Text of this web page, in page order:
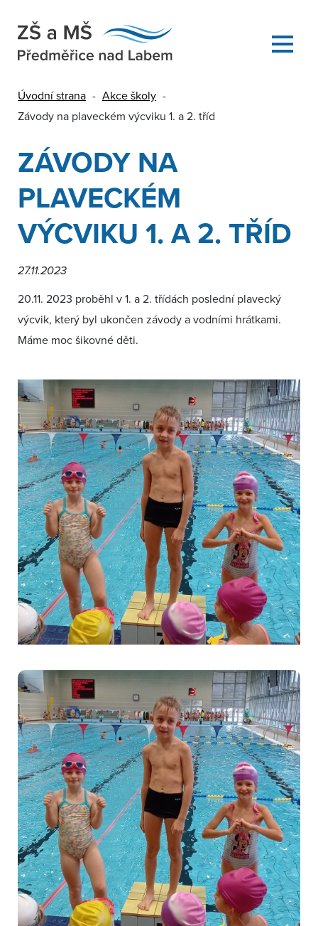
Úvodní strana - Akce školy -
Závody na plaveckém výcviku 1. a 2. tříd
ZÁVODY NA
PLAVECKÉM
VÝCVIKU 1. A 2. TŘÍD
27.11.2023
20.11. 2023 proběhl v 1. a 2. třídách poslední plavecký
výcvik, který byl ukončen závody a vodními hrátkami.
Máme moc šikovné děti.